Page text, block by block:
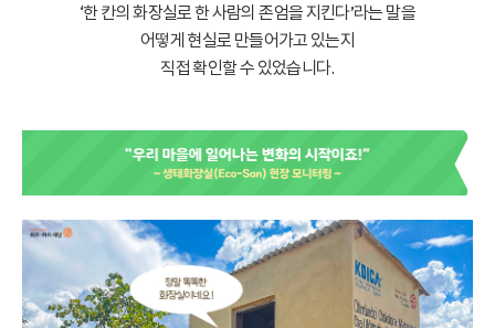
‘한 칸의 화장실로 한 사람의 존엄을 지킨다’라는 말을
어떻게 현실로 만들어가고 있는지
직접 확인할 수 있었습니다.